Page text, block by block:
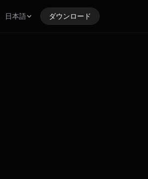
日本語 ダウンロード